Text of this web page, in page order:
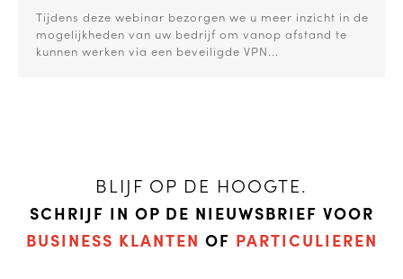
Tijdens deze webinar bezorgen we u meer inzicht in de
mogelijkheden van uw bedrijf om vanop afstand te
kunnen werken via een beveiligde VPN...
BLIJF OP DE HOOGTE.
SCHRIJF IN OP DE NIEUWSBRIEF VOOR
BUSINESS KLANTEN OF PARTICULIEREN